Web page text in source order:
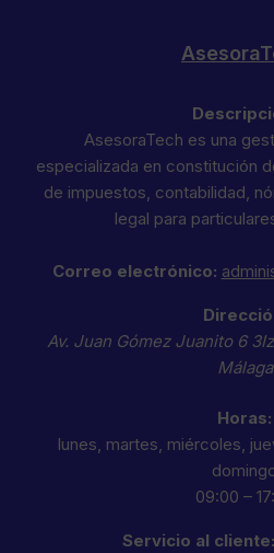
AsesoraTech es una
especializada en constitución
de impuestos, contabilidad,
legal para
Correo electrónico:
Av. Juan Gómez Juanito 6
Málaga
Horas:
lunes, martes, miércoles,
09:00 –
Servicio al cliente: